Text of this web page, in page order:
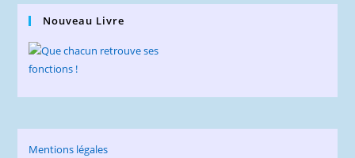
Nouveau Livre
Mentions légales